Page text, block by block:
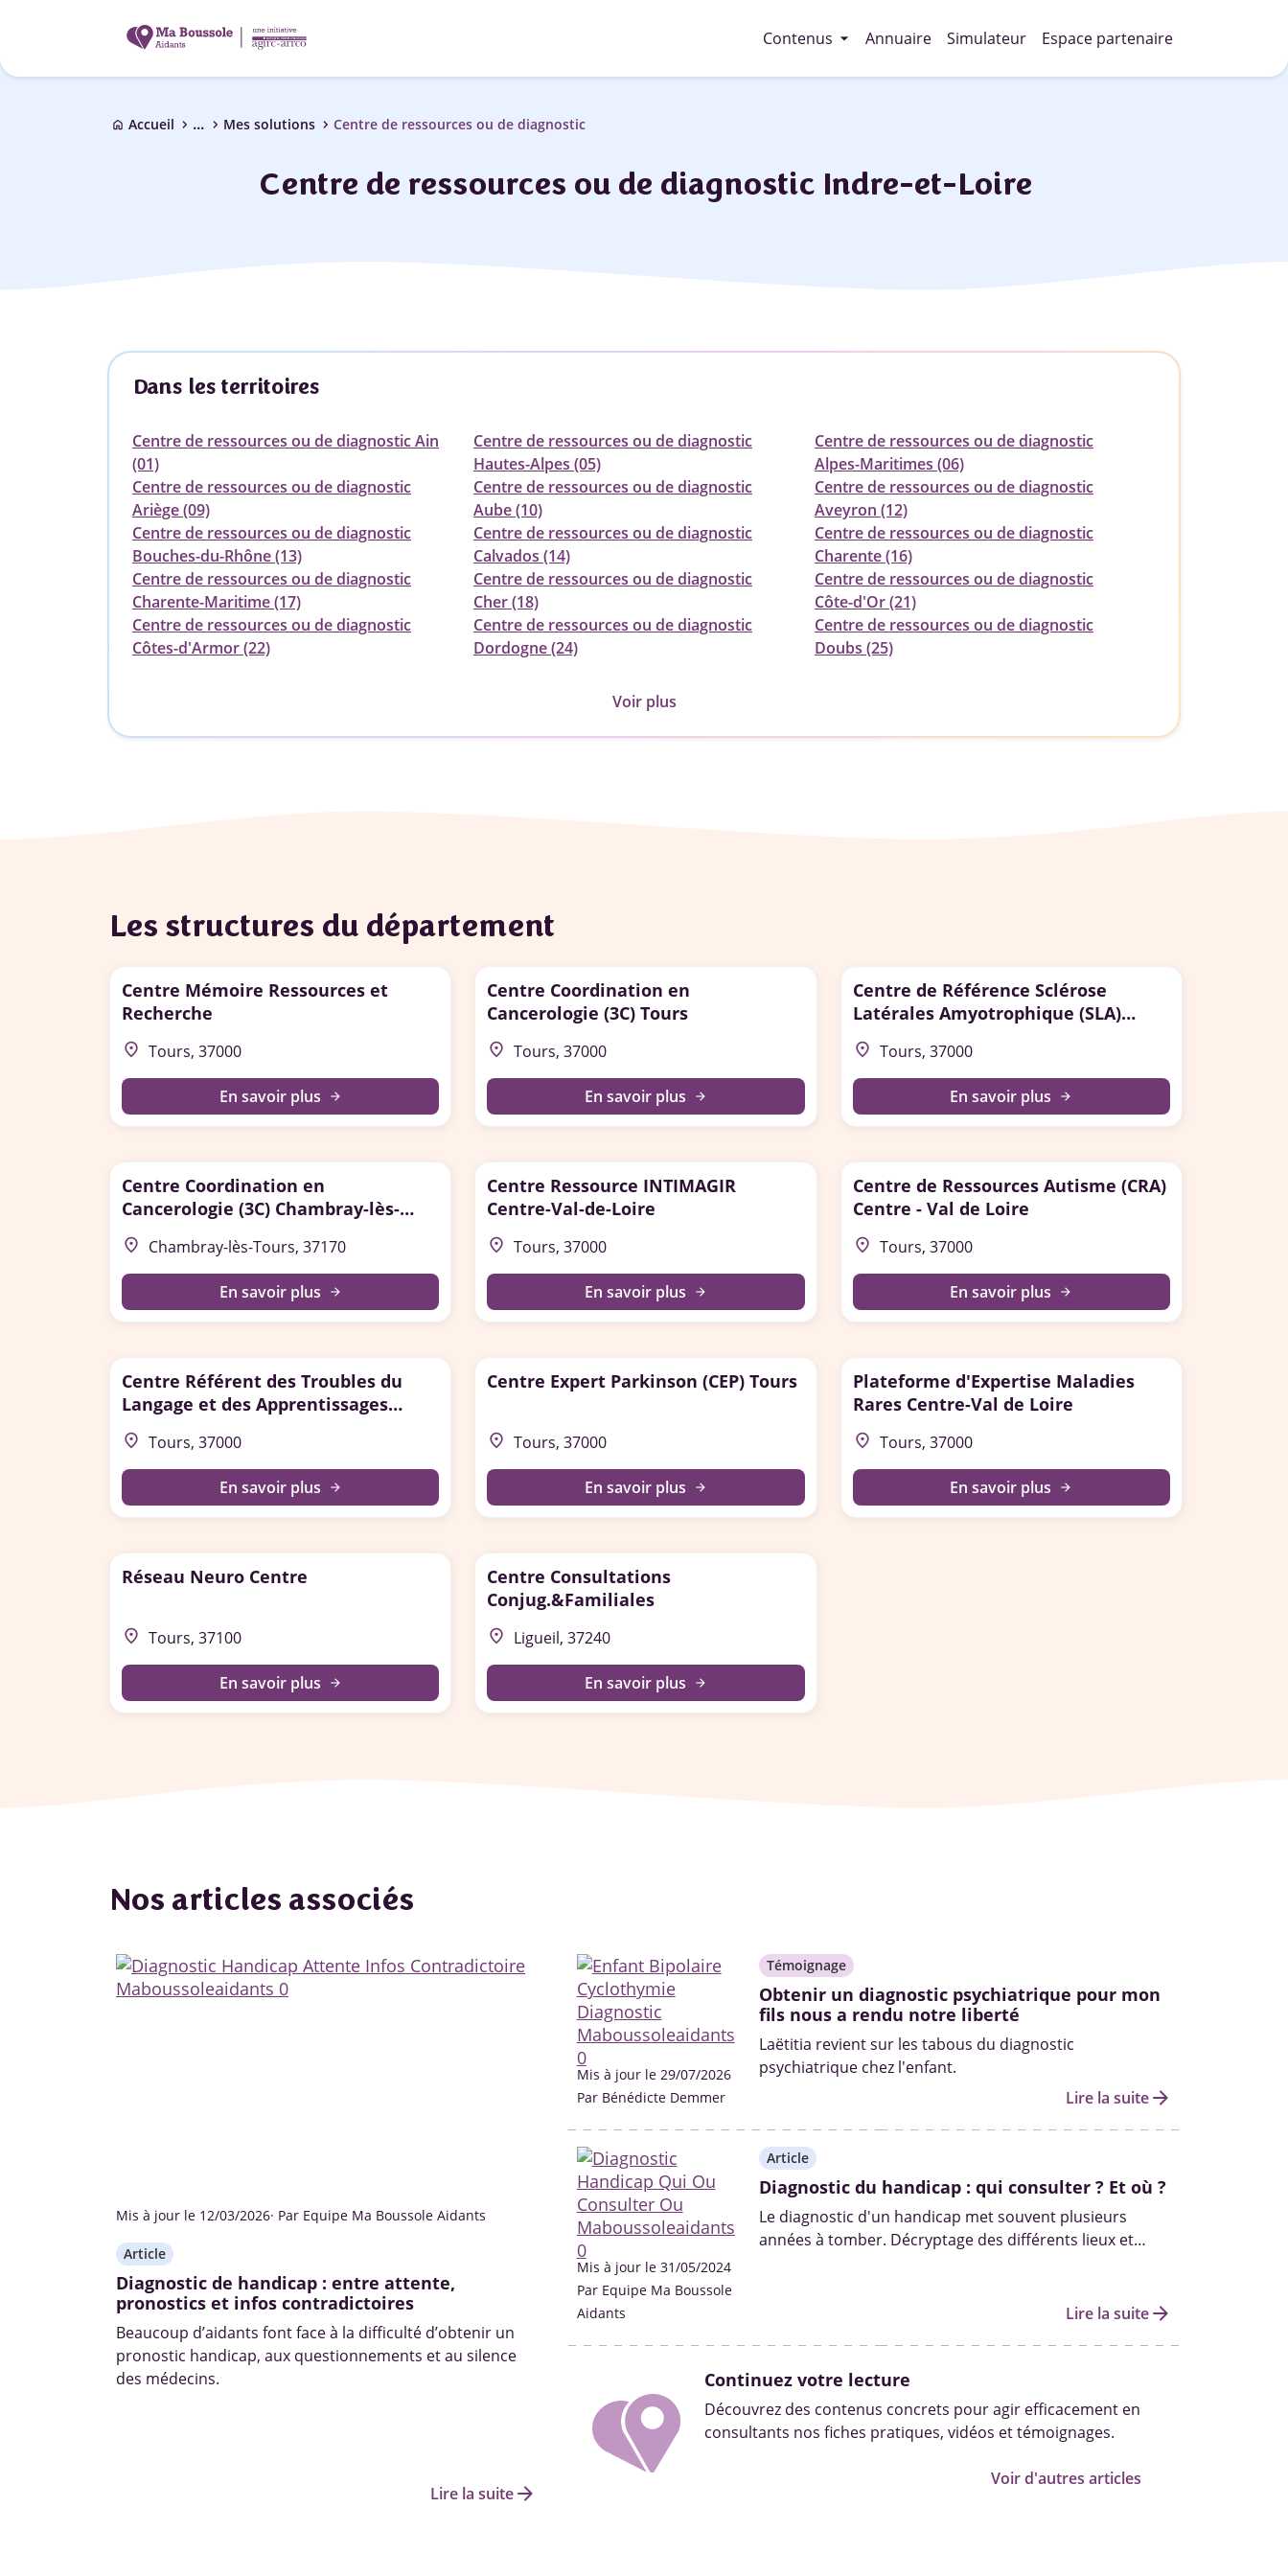
Contenus arrow_drop_down Annuaire Simulateur Espace partenaire
home Accueil chevron_right ... chevron_right Mes solutions chevron_right Centre de ressources ou de diagnostic
Centre de ressources ou de diagnostic Indre-et-Loire
Dans les territoires
Centre de ressources ou de diagnostic Ain
(01)
Centre de ressources ou de diagnostic
Hautes-Alpes (05)
Centre de ressources ou de diagnostic
Alpes-Maritimes (06)
Centre de ressources ou de diagnostic
Ariège (09)
Centre de ressources ou de diagnostic
Aube (10)
Centre de ressources ou de diagnostic
Aveyron (12)
Centre de ressources ou de diagnostic
Bouches-du-Rhône (13)
Centre de ressources ou de diagnostic
Calvados (14)
Centre de ressources ou de diagnostic
Charente (16)
Centre de ressources ou de diagnostic
Charente-Maritime (17)
Centre de ressources ou de diagnostic
Cher (18)
Centre de ressources ou de diagnostic
Côte-d'Or (21)
Centre de ressources ou de diagnostic
Côtes-d'Armor (22)
Centre de ressources ou de diagnostic
Dordogne (24)
Centre de ressources ou de diagnostic
Doubs (25)
Voir plus
Les structures du département
Centre Mémoire Ressources et
Recherche
place Tours, 37000
En savoir plus arrow_forward
Centre Coordination en
Cancerologie (3C) Tours
place Tours, 37000
En savoir plus arrow_forward
Centre de Référence Sclérose
Latérales Amyotrophique (SLA)
Tours
place Tours, 37000
En savoir plus arrow_forward
Centre Coordination en
Cancerologie (3C) Chambray-lès-
Tours
place Chambray-lès-Tours, 37170
En savoir plus arrow_forward
Centre Ressource INTIMAGIR
Centre-Val-de-Loire
place Tours, 37000
En savoir plus arrow_forward
Centre de Ressources Autisme (CRA)
Centre - Val de Loire
place Tours, 37000
En savoir plus arrow_forward
Centre Référent des Troubles du
Langage et des Apprentissages
(CRTLA) - Tours
place Tours, 37000
En savoir plus arrow_forward
Centre Expert Parkinson (CEP) Tours
place Tours, 37000
En savoir plus arrow_forward
Plateforme d'Expertise Maladies
Rares Centre-Val de Loire
place Tours, 37000
En savoir plus arrow_forward
Réseau Neuro Centre
place Tours, 37100
En savoir plus arrow_forward
Centre Consultations
Conjug.&Familiales
place Ligueil, 37240
En savoir plus arrow_forward
Nos articles associés
Mis à jour le 12/03/2026· Par Equipe Ma Boussole Aidants
Article
Diagnostic de handicap : entre attente,
pronostics et infos contradictoires
Beaucoup d’aidants font face à la difficulté d’obtenir un
pronostic handicap, aux questionnements et au silence
des médecins.
Lire la suitearrow_forward
Mis à jour le 29/07/2026
Par Bénédicte Demmer
Témoignage
Obtenir un diagnostic psychiatrique pour mon
fils nous a rendu notre liberté
Laëtitia revient sur les tabous du diagnostic
psychiatrique chez l'enfant.
Lire la suitearrow_forward
Mis à jour le 31/05/2024
Par Equipe Ma Boussole
Aidants
Article
Diagnostic du handicap : qui consulter ? Et où ?
Le diagnostic d'un handicap met souvent plusieurs
années à tomber. Décryptage des différents lieux et
Lire la suitearrow_forward
Continuez votre lecture
Découvrez des contenus concrets pour agir efficacement en
consultants nos fiches pratiques, vidéos et témoignages.
Voir d'autres articles